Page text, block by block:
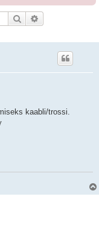
Otsi
kaabli/trossi.